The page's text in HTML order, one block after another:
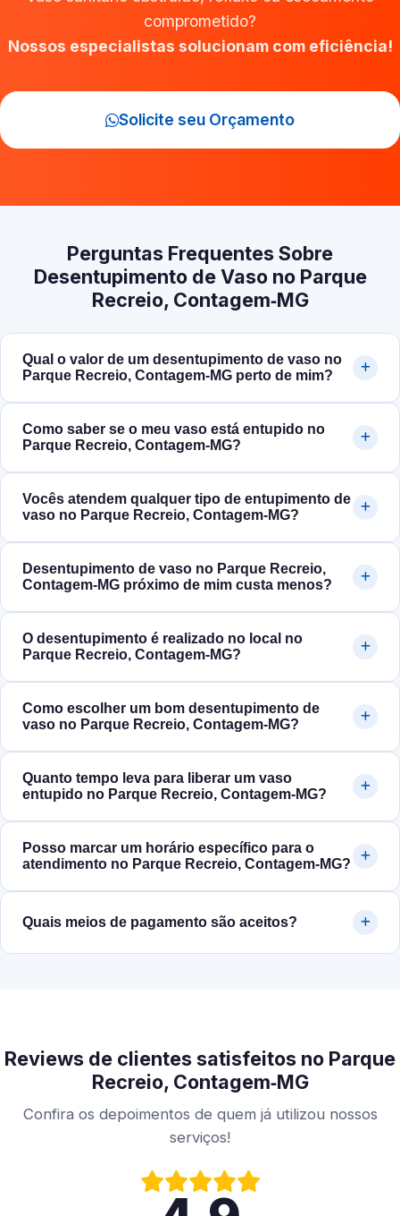
comprometido?
Nossos especialistas solucionam com eficiência!
Solicite seu Orçamento
Perguntas Frequentes Sobre
Desentupimento de Vaso no Parque
Recreio, Contagem‑MG
Qual o valor de um desentupimento de vaso no
Parque Recreio, Contagem‑MG perto de mim?
Como saber se o meu vaso está entupido no
Parque Recreio, Contagem‑MG?
Vocês atendem qualquer tipo de entupimento de
vaso no Parque Recreio, Contagem‑MG?
Desentupimento de vaso no Parque Recreio,
Contagem‑MG próximo de mim custa menos?
O desentupimento é realizado no local no
Parque Recreio, Contagem‑MG?
Como escolher um bom desentupimento de
vaso no Parque Recreio, Contagem‑MG?
Quanto tempo leva para liberar um vaso
entupido no Parque Recreio, Contagem‑MG?
Posso marcar um horário específico para o
atendimento no Parque Recreio, Contagem‑MG?
Quais meios de pagamento são aceitos?
Reviews de clientes satisfeitos no Parque
Recreio, Contagem‑MG
Confira os depoimentos de quem já utilizou nossos
serviços!